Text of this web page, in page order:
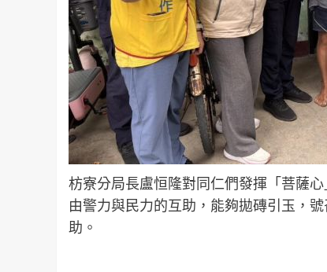
枋寮分局長盧恒隆對同仁們發揮「菩薩
由警力與民力的互助，能夠拋磚引玉，
助。